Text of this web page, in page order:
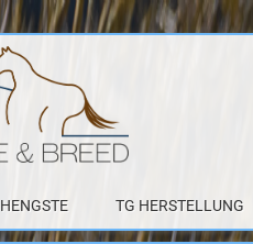
HENGSTE TG HERSTELLUNG